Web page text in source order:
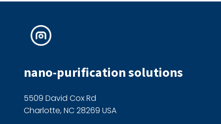
nano-purification solutions
5509 David Cox Rd
Charlotte, NC 28269 USA